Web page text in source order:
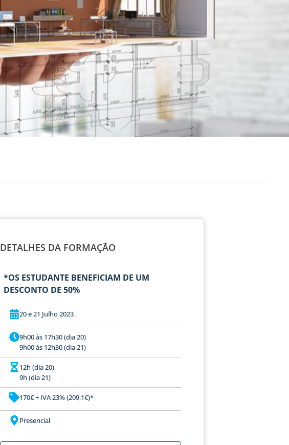
DETALHES DA FORMAÇÃO
*OS ESTUDANTE BENEFICIAM DE UM
DESCONTO DE 50%
20 e 21 Julho 2023
9h00 às 17h30 (dia 20)
9h00 às 12h30 (dia 21)
12h (dia 20)
9h (dia 21)
170€ + IVA 23% (209,1€)*
Presencial